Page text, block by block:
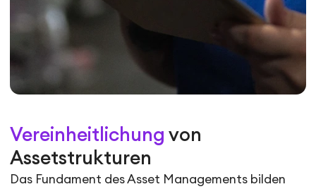
Vereinheitlichung von
Assetstrukturen
Das Fundament des Asset Managements bilden